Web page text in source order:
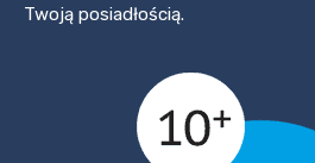
Twoją posiadłością.